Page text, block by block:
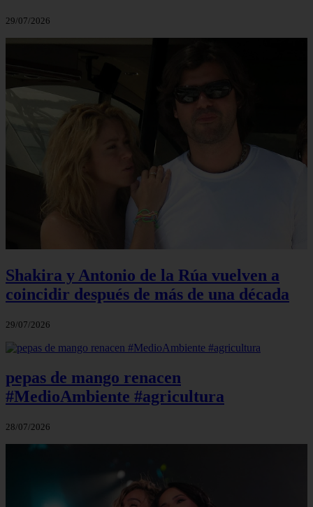
29/07/2026
Shakira y Antonio de la Rúa vuelven a
coincidir después de más de una década
29/07/2026
pepas de mango renacen
#MedioAmbiente #agricultura
28/07/2026